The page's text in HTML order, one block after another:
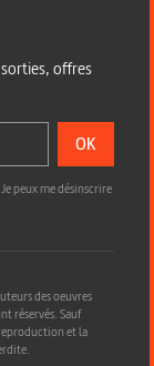
offres
OK
peux me désinscrire
des oeuvres
réservés. Sauf
et la